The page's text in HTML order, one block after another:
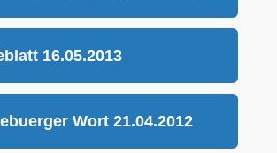
16.05.2013
Wort 21.04.2012